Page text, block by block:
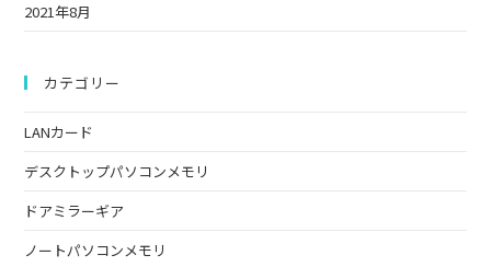
2021年8月
カテゴリー
LANカード
デスクトップパソコンメモリ
ドアミラーギア
ノートパソコンメモリ